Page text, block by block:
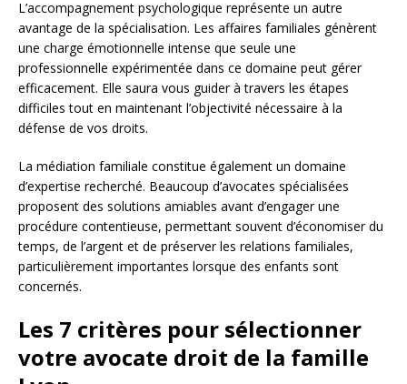
L’accompagnement psychologique représente un autre
avantage de la spécialisation. Les affaires familiales génèrent
une charge émotionnelle intense que seule une
professionnelle expérimentée dans ce domaine peut gérer
efficacement. Elle saura vous guider à travers les étapes
difficiles tout en maintenant l’objectivité nécessaire à la
défense de vos droits.
La médiation familiale constitue également un domaine
d’expertise recherché. Beaucoup d’avocates spécialisées
proposent des solutions amiables avant d’engager une
procédure contentieuse, permettant souvent d’économiser du
temps, de l’argent et de préserver les relations familiales,
particulièrement importantes lorsque des enfants sont
concernés.
Les 7 critères pour sélectionner
votre avocate droit de la famille